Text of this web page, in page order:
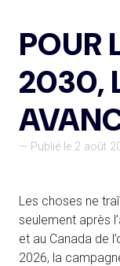
POUR
2030,
— Publié le 2 août
Les choses ne
seulement après
et au Canada de
2026, la